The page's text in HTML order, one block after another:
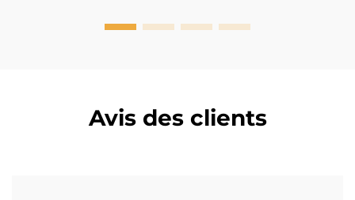
réglables, ils s'adapt...
Avis des clients